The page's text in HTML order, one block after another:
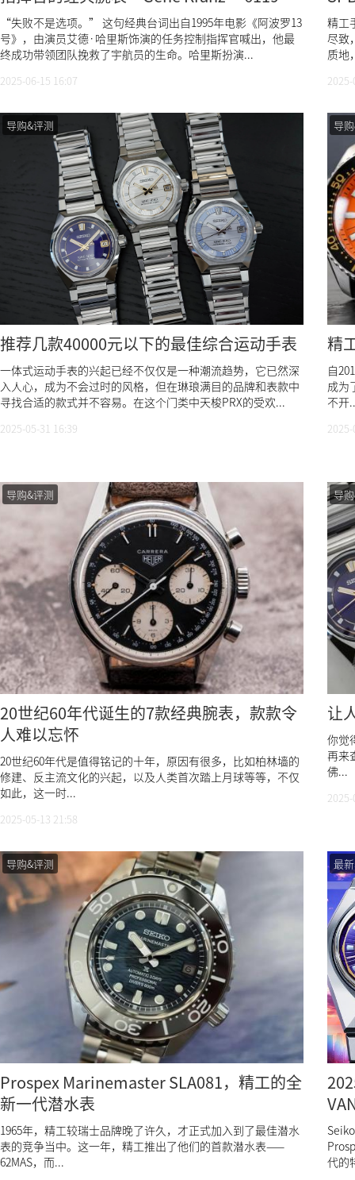
8460复刻版
“失败不是选项。” 这句经典台词出自1995年电影《阿波罗13
号》，由演员艾德·哈里斯饰演的任务控制指挥官喊出，他最
终成功带领团队挽救了宇航员的生命。哈里斯扮演...
2025-06-15 16:07
精工
尽致
质地
导购&评测
推荐几款40000元以下的最佳综合运动手表
一体式运动手表的兴起已经不仅仅是一种潮流趋势，它已然深
入人心，成为不会过时的风格，但在琳琅满目的品牌和表款中
寻找合适的款式并不容易。在这个门类中天梭PRX的受欢...
2025-05-31 16:39
导
精
自
成为
不开
导购&评测
20世纪60年代诞生的7款经典腕表，款款令
人难以忘怀
20世纪60年代是值得铭记的十年，原因有很多，比如柏林墙的
修建、反主流文化的兴起，以及人类首次踏上月球等等，不仅
如此，这一时...
2025-05-13 21:58
导
让
你觉
再来
佛...
导购&评测
Prospex Marinemaster SLA081，精工的全
新一代潜水表
1965年，精工较瑞士品牌晚了许久，才正式加入到了最佳潜水
表的竞争当中。这一年，精工推出了他们的首款潜水表——
62MAS，而...
最
年
代的